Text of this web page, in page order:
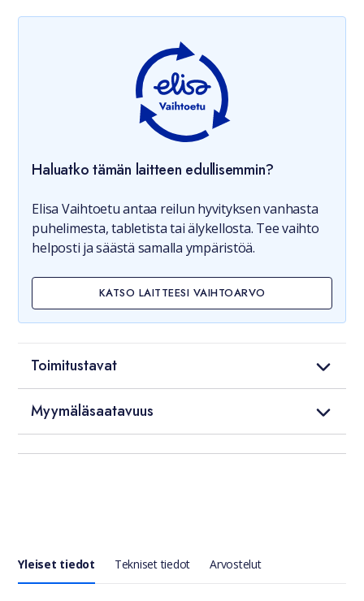
Haluatko tämän laitteen edullisemmin?
Elisa Vaihtoetu antaa reilun hyvityksen vanhasta
puhelimesta, tabletista tai älykellosta. Tee vaihto
helposti ja säästä samalla ympäristöä.
KATSO LAITTEESI VAIHTOARVO
Toimitustavat
Myymäläsaatavuus
Yleiset tiedot Tekniset tiedot Arvostelut